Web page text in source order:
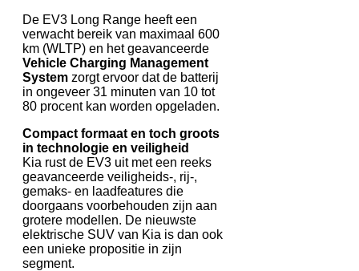
De EV3 Long Range heeft een
verwacht bereik van maximaal 600
km (WLTP) en het geavanceerde
Vehicle Charging Management
System zorgt ervoor dat de batterij
in ongeveer 31 minuten van 10 tot
80 procent kan worden opgeladen.
Compact formaat en toch groots
in technologie en veiligheid
Kia rust de EV3 uit met een reeks
geavanceerde veiligheids-, rij-,
gemaks- en laadfeatures die
doorgaans voorbehouden zijn aan
grotere modellen. De nieuwste
elektrische SUV van Kia is dan ook
een unieke propositie in zijn
segment.